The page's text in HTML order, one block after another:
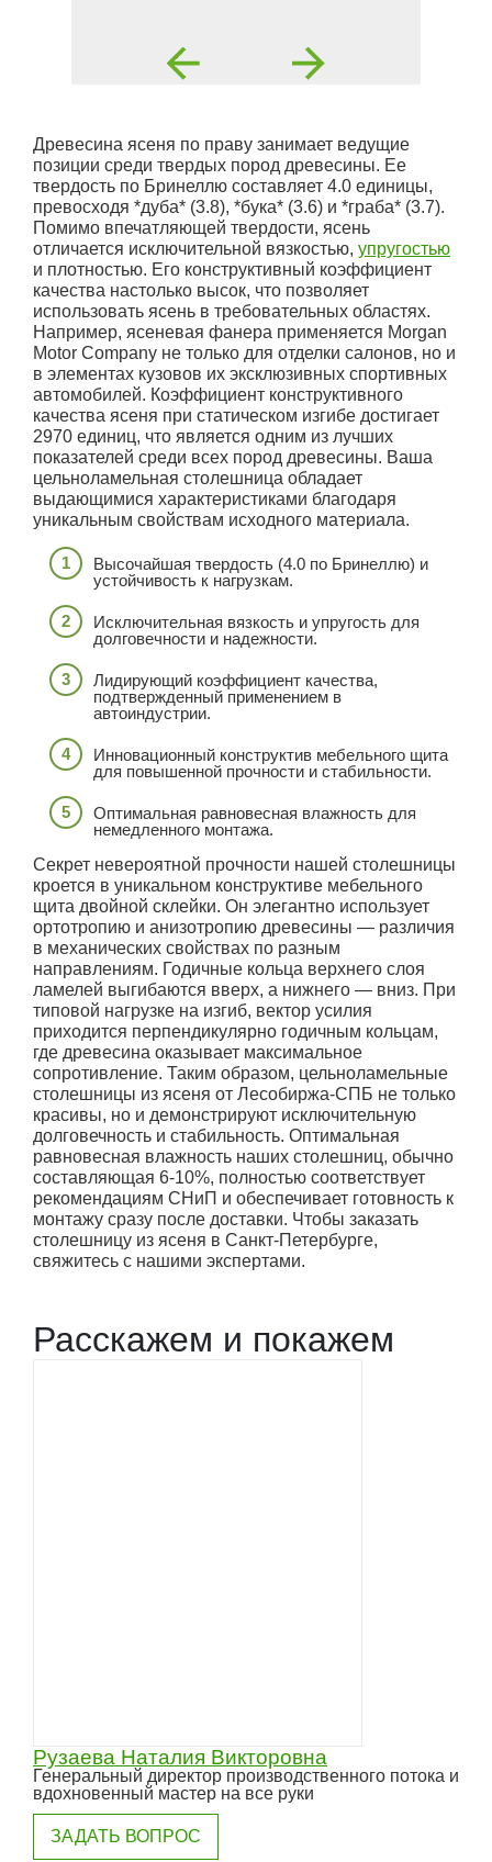
Древесина ясеня по праву занимает ведущие
позиции среди твердых пород древесины. Ее
твердость по Бринеллю составляет 4.0 единицы,
превосходя *дуба* (3.8), *бука* (3.6) и *граба* (3.7).
Помимо впечатляющей твердости, ясень
отличается исключительной вязкостью, упругостью
и плотностью. Его конструктивный коэффициент
качества настолько высок, что позволяет
использовать ясень в требовательных областях.
Например, ясеневая фанера применяется Morgan
Motor Company не только для отделки салонов, но и
в элементах кузовов их эксклюзивных спортивных
автомобилей. Коэффициент конструктивного
качества ясеня при статическом изгибе достигает
2970 единиц, что является одним из лучших
показателей среди всех пород древесины. Ваша
цельноламельная столешница обладает
выдающимися характеристиками благодаря
уникальным свойствам исходного материала.
Высочайшая твердость (4.0 по Бринеллю) и
устойчивость к нагрузкам.
Исключительная вязкость и упругость для
долговечности и надежности.
Лидирующий коэффициент качества,
подтвержденный применением в
автоиндустрии.
Инновационный конструктив мебельного щита
для повышенной прочности и стабильности.
Оптимальная равновесная влажность для
немедленного монтажа.
Секрет невероятной прочности нашей столешницы
кроется в уникальном конструктиве мебельного
щита двойной склейки. Он элегантно использует
ортотропию и анизотропию древесины — различия
в механических свойствах по разным
направлениям. Годичные кольца верхнего слоя
ламелей выгибаются вверх, а нижнего — вниз. При
типовой нагрузке на изгиб, вектор усилия
приходится перпендикулярно годичным кольцам,
где древесина оказывает максимальное
сопротивление. Таким образом, цельноламельные
столешницы из ясеня от Лесобиржа-СПБ не только
красивы, но и демонстрируют исключительную
долговечность и стабильность. Оптимальная
равновесная влажность наших столешниц, обычно
составляющая 6-10%, полностью соответствует
рекомендациям СНиП и обеспечивает готовность к
монтажу сразу после доставки. Чтобы заказать
столешницу из ясеня в Санкт-Петербурге,
свяжитесь с нашими экспертами.
Расскажем и покажем
Рузаева Наталия Викторовна
Генеральный директор производственного потока и
вдохновенный мастер на все руки
ЗАДАТЬ ВОПРОС